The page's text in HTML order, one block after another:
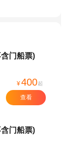
门船票)
¥400起
查看
门船票)